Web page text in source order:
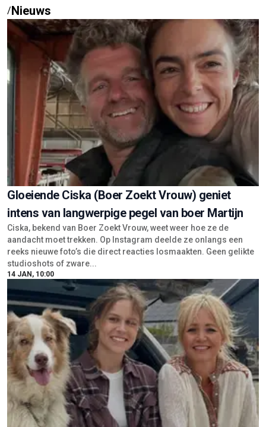
/Nieuws
Gloeiende Ciska (Boer Zoekt Vrouw) geniet
intens van langwerpige pegel van boer Martijn
Ciska, bekend van Boer Zoekt Vrouw, weet weer hoe ze de
aandacht moet trekken. Op Instagram deelde ze onlangs een
reeks nieuwe foto’s die direct reacties losmaakten. Geen gelikte
studioshots of zware...
14 JAN, 10:00